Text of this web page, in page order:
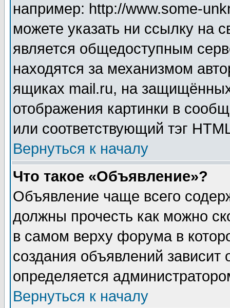
например: http://www.some-
можете указать ни ссылку на
является общедоступным
находятся за механизмом
ящиках mail.ru, на
отображения картинки в
или соответствующий тэг
Вернуться к началу
Что такое «Объявление»?
Объявление чаще всего
должны прочесть как можно
в самом верху форума в
создания объявлений зависит
определяется
Вернуться к началу